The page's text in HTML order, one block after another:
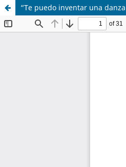
“Te puedo inventar una